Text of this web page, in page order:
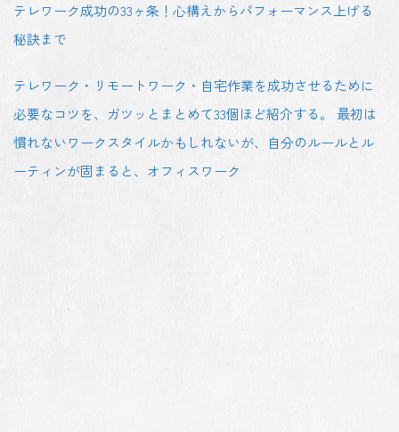
テレワーク成功の33ヶ条！心構えからパフォーマンス上げる
秘訣まで
テレワーク・リモートワーク・自宅作業を成功させるために
必要なコツを、ガツッとまとめて33個ほど紹介する。 最初は
慣れないワークスタイルかもしれないが、自分のルールとル
ーティンが固まると、オフィスワーク